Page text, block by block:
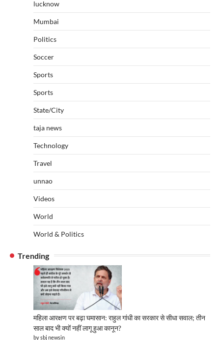
lucknow
Mumbai
Politics
Soccer
Sports
Sports
State/City
taja news
Technology
Travel
unnao
Videos
World
World & Politics
Trending
महिला आरक्षण पर बढ़ा घमासान: राहुल गांधी का सरकार से सीधा सवाल; तीन
साल बाद भी क्यों नहीं लागू हुआ कानून?
by sbj newsin